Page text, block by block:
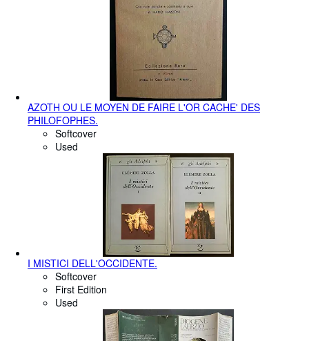
AZOTH OU LE MOYEN DE FAIRE L'OR CACHE' DES
PHILOFOPHES.
Softcover
Used
I MISTICI DELL'OCCIDENTE.
Softcover
First Edition
Used